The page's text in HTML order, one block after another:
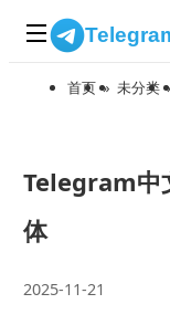
首页 » 未分类
Telegram中
体
2025-11-21